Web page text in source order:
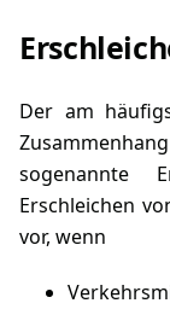
Der am
sogenannte
Erschleichen
vor, wenn